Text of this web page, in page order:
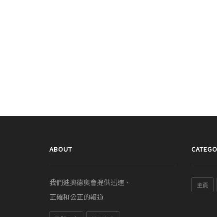
ABOUT
我們迪奧德奧會提供迅速、
正確和公正的報道
主頁